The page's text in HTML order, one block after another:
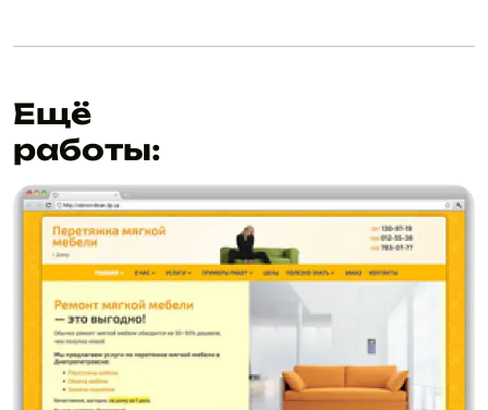
Ещё
работы: